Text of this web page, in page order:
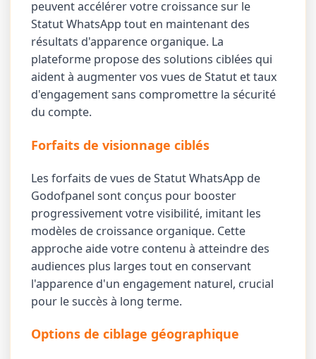
peuvent accélérer votre croissance sur le
Statut WhatsApp tout en maintenant des
résultats d'apparence organique. La
plateforme propose des solutions ciblées qui
aident à augmenter vos vues de Statut et taux
d'engagement sans compromettre la sécurité
du compte.
Forfaits de visionnage ciblés
Les forfaits de vues de Statut WhatsApp de
Godofpanel sont conçus pour booster
progressivement votre visibilité, imitant les
modèles de croissance organique. Cette
approche aide votre contenu à atteindre des
audiences plus larges tout en conservant
l'apparence d'un engagement naturel, crucial
pour le succès à long terme.
Options de ciblage géographique